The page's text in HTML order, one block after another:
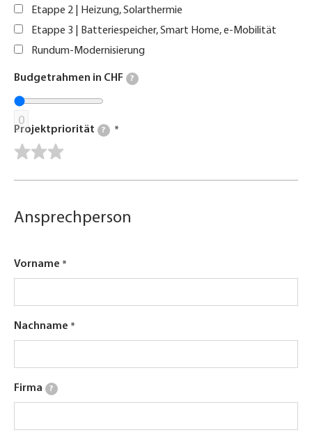
Etappe 2 | Heizung, Solarthermie
Etappe 3 | Batteriespeicher, Smart Home, e-Mobilität
Rundum-Modernisierung
Budgetrahmen in CHF ?
0
Projektpriorität ?
Ansprechperson
Vorname
Nachname
Firma ?